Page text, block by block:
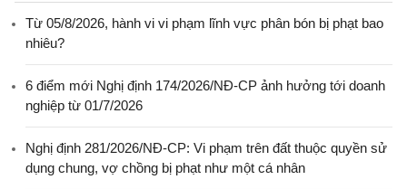
Từ 05/8/2026, hành vi vi phạm lĩnh vực phân bón bị phạt bao
nhiêu?
6 điểm mới Nghị định 174/2026/NĐ-CP ảnh hưởng tới doanh
nghiệp từ 01/7/2026
Nghị định 281/2026/NĐ-CP: Vi phạm trên đất thuộc quyền sử
dụng chung, vợ chồng bị phạt như một cá nhân